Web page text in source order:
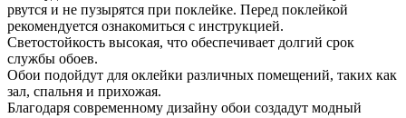
рвутся и не пузырятся при поклейке. Перед поклейкой
рекомендуется ознакомиться с инструкцией.
Светостойкость высокая, что обеспечивает долгий срок
службы обоев.
Обои подойдут для оклейки различных помещений, таких как
зал, спальня и прихожая.
Благодаря современному дизайну обои создадут модный